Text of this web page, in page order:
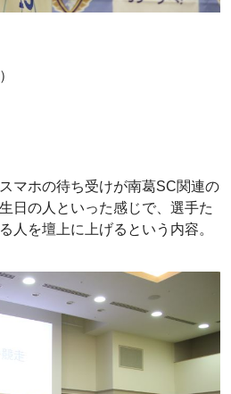
マホの待ち受けが南葛SC関連の
日の人といった感じで、選手た
人を壇上に上げるという内容。